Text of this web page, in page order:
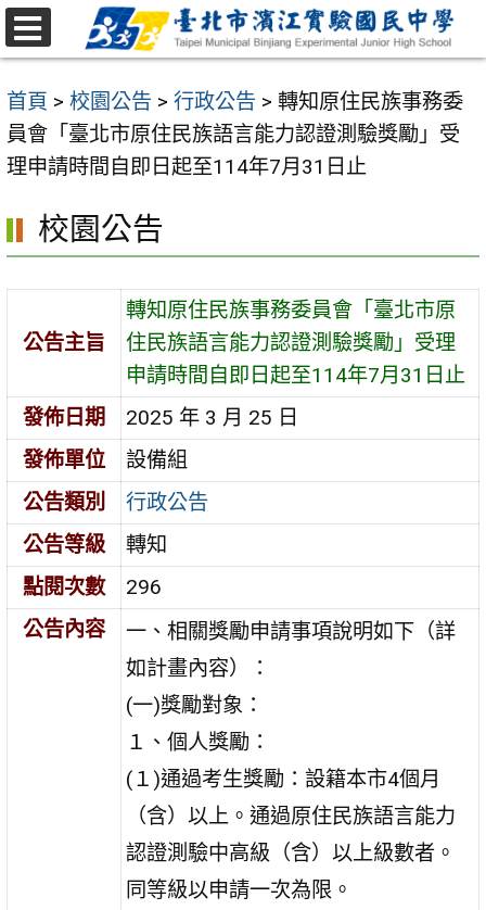
跳
至
要
內
容
首頁 > 校園公告 > 行政公告 > 轉知原住民族事務委
員會「臺北市原住民族語言能力認證測驗獎勵」受
理申請時間自即日起至114年7月31日止
校園公告
公告主旨
轉知原住民族事務委員會「臺北市原
住民族語言能力認證測驗獎勵」受理
申請時間自即日起至114年7月31日止
發佈日期
2025 年 3 月 25 日
發佈單位
設備組
公告類別
行政公告
公告等級
轉知
點閱次數
296
公告內容
一、相關獎勵申請事項說明如下（詳
如計畫內容）：
(一)獎勵對象：
１、個人獎勵：
(１)通過考生獎勵：設籍本市4個月
（含）以上。通過原住民族語言能力
認證測驗中高級（含）以上級數者。
同等級以申請一次為限。
選
單